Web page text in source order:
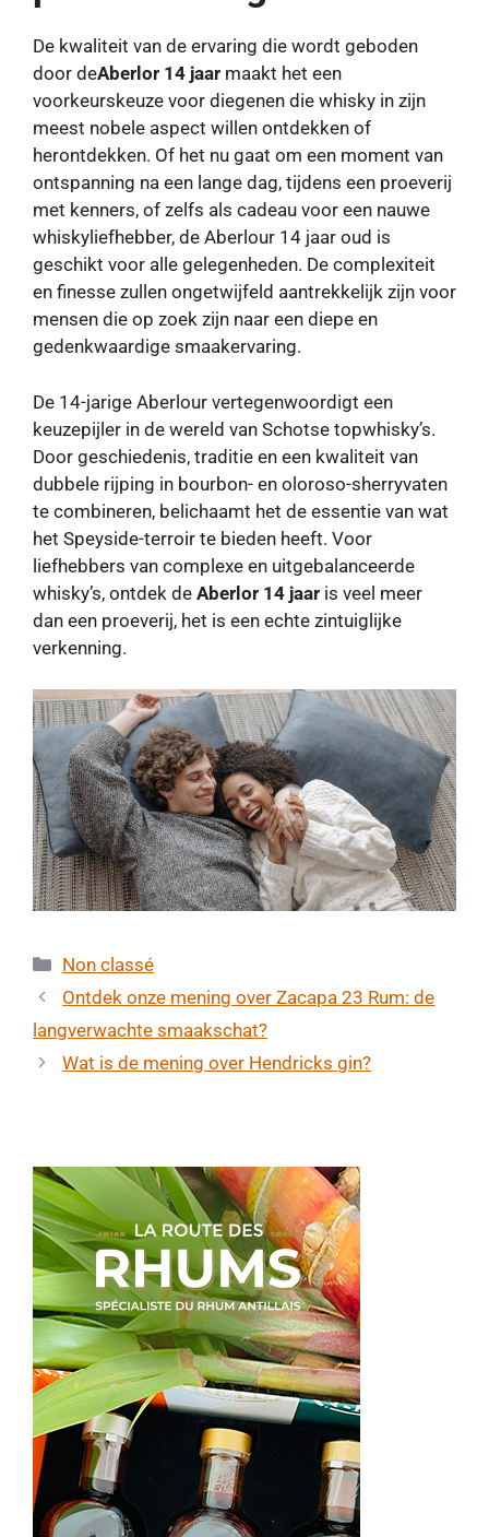
De kwaliteit van de ervaring die wordt geboden
door deAberlor 14 jaar maakt het een
voorkeurskeuze voor diegenen die whisky in zijn
meest nobele aspect willen ontdekken of
herontdekken. Of het nu gaat om een ​​moment van
ontspanning na een lange dag, tijdens een proeverij
met kenners, of zelfs als cadeau voor een nauwe
whiskyliefhebber, de Aberlour 14 jaar oud is
geschikt voor alle gelegenheden. De complexiteit
en finesse zullen ongetwijfeld aantrekkelijk zijn voor
mensen die op zoek zijn naar een diepe en
gedenkwaardige smaakervaring.
De 14-jarige Aberlour vertegenwoordigt een
keuzepijler in de wereld van Schotse topwhisky’s.
Door geschiedenis, traditie en een kwaliteit van
dubbele rijping in bourbon- en oloroso-sherryvaten
te combineren, belichaamt het de essentie van wat
het Speyside-terroir te bieden heeft. Voor
liefhebbers van complexe en uitgebalanceerde
whisky’s, ontdek de Aberlor 14 jaar is veel meer
dan een proeverij, het is een echte zintuiglijke
verkenning.
Categorieën
Non classé
Ontdek onze mening over Zacapa 23 Rum: de
langverwachte smaakschat?
Wat is de mening over Hendricks gin?